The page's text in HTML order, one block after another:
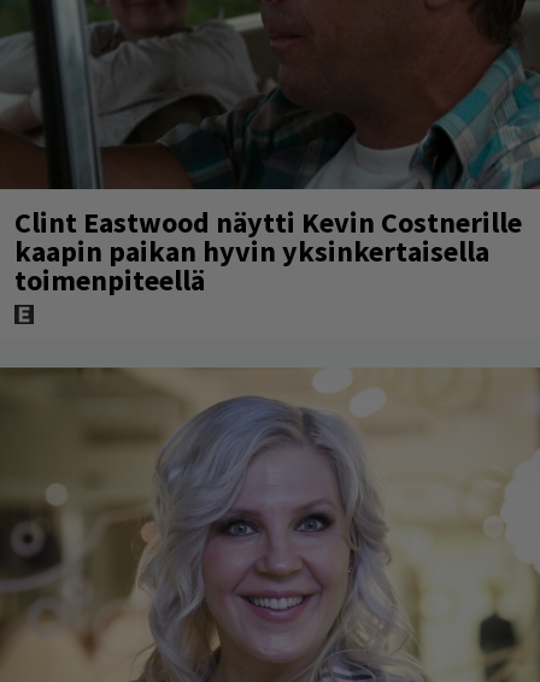
Clint Eastwood näytti Kevin Costnerille
kaapin paikan hyvin yksinkertaisella
toimenpiteellä